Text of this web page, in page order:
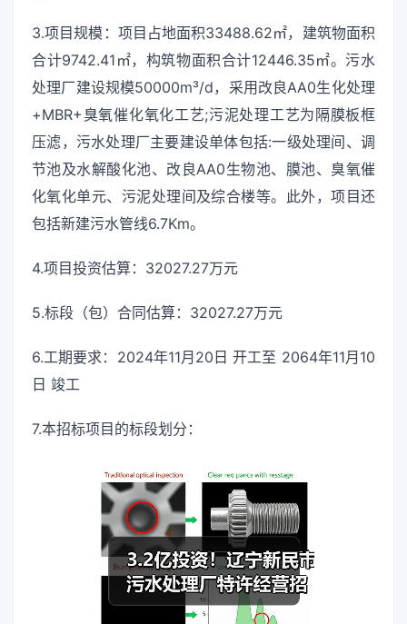
3.项目规模：项目占地面积33488.62㎡，建筑物面积
合计9742.41㎡，构筑物面积合计12446.35㎡。污水
处理厂建设规模50000m³/d，采用改良AA0生化处理
+MBR+臭氧催化氧化工艺;污泥处理工艺为隔膜板框
压滤，污水处理厂主要建设单体包括:一级处理间、调
节池及水解酸化池、改良AA0生物池、膜池、臭氧催
化氧化单元、污泥处理间及综合楼等。此外，项目还
包括新建污水管线6.7Km。
4.项目投资估算：32027.27万元
5.标段（包）合同估算：32027.27万元
6.工期要求：2024年11月20日 开工至 2064年11月10
日 竣工
7.本招标项目的标段划分：